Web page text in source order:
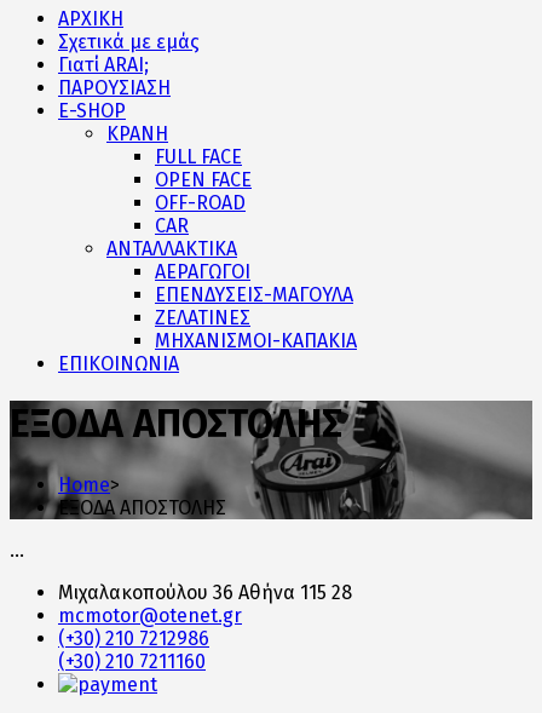
ΑΡΧΙΚΗ
Σχετικά με εμάς
Γιατί ARAI;
ΠΑΡΟΥΣΙΑΣΗ
E-SHOP
ΚΡΑΝΗ
FULL FACE
OPEN FACE
OFF-ROAD
CAR
ΑΝΤΑΛΛΑΚΤΙΚΑ
ΑΕΡΑΓΩΓΟΙ
ΕΠΕΝΔΥΣΕΙΣ-ΜΑΓΟΥΛΑ
ΖΕΛΑΤΙΝΕΣ
ΜΗΧΑΝΙΣΜΟΙ-ΚΑΠΑΚΙΑ
ΕΠΙΚΟΙΝΩΝΙΑ
ΕΞΟΔΑ ΑΠΟΣΤΟΛΗΣ
Home>
ΕΞΟΔΑ ΑΠΟΣΤΟΛΗΣ
…
Μιχαλακοπούλου 36 Αθήνα 115 28
mcmotor@otenet.gr
(+30) 210 7212986
(+30) 210 7211160